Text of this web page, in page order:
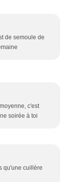
de semoule de
c'est
soirée à toi
qu'une cuillère